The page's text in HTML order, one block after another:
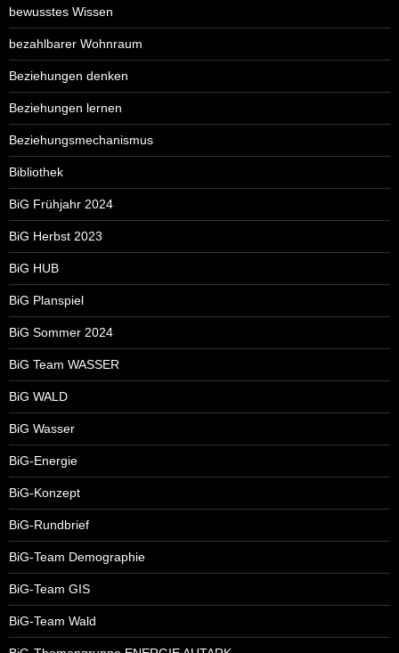
bewusstes Wissen
bezahlbarer Wohnraum
Beziehungen denken
Beziehungen lernen
Beziehungsmechanismus
Bibliothek
BiG Frühjahr 2024
BiG Herbst 2023
BiG HUB
BiG Planspiel
BiG Sommer 2024
BiG Team WASSER
BiG WALD
BiG Wasser
BiG-Energie
BiG-Konzept
BiG-Rundbrief
BiG-Team Demographie
BiG-Team GIS
BiG-Team Wald